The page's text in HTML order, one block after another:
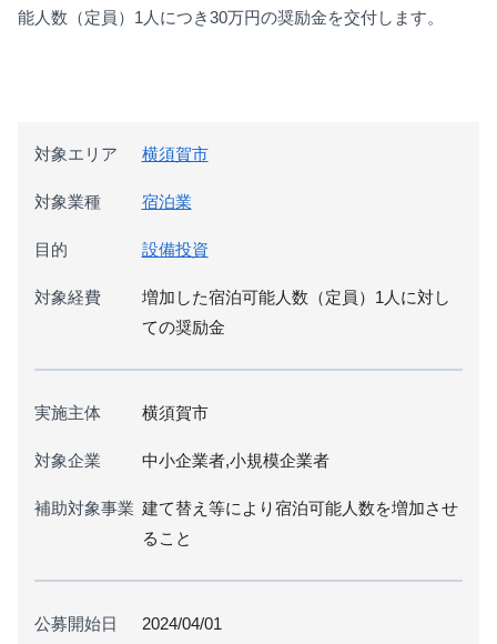
能人数（定員）1人につき30万円の奨励金を交付します。
対象エリア 横須賀市
対象業種 宿泊業
目的 設備投資
対象経費
増加した宿泊可能人数（定員）1人に対し
ての奨励金
実施主体 横須賀市
対象企業 中小企業者,小規模企業者
補助対象事業 建て替え等により宿泊可能人数を増加させ
ること
公募開始日 2024/04/01